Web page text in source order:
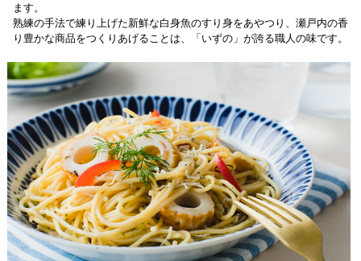
ます。
熟練の手法で練り上げた新鮮な白身魚のすり身をあやつり、瀬戸内の香
り豊かな商品をつくりあげることは、「いずの」が誇る職人の味です。